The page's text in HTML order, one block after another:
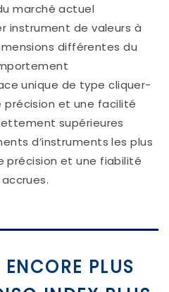
marché actuel
instrument de valeurs à
différentes du
unique de type cliquer-
précision et une facilité
supérieures
d’instruments les plus
précision et une fiabilité
accrues.
PLUS